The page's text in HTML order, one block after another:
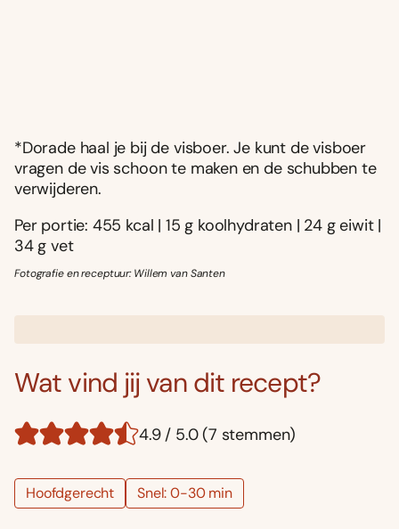
*Dorade haal je bij de visboer. Je kunt de visboer
vragen de vis schoon te maken en de schubben te
verwijderen.
Per portie: 455 kcal | 15 g koolhydraten | 24 g eiwit |
34 g vet
Fotografie en receptuur: Willem van Santen
Wat vind jij van dit recept?
4.9 / 5.0 (7 stemmen)
Hoofdgerecht Snel: 0-30 min